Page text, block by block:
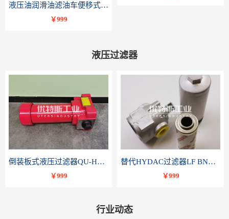
液压油润滑油滤油车便移式滤油机LYC-B系列-优特斯工业科技
￥999
液压过滤器
倒装板式液压过滤器QU-H250x10BDP
￥999
替代HYDAC过滤器LF BNHC 110 I C20B 1.0-A2-B3
￥999
行业动态